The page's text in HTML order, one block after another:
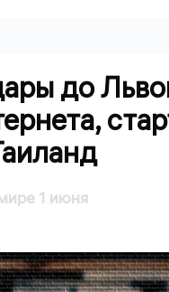
до
1 июня